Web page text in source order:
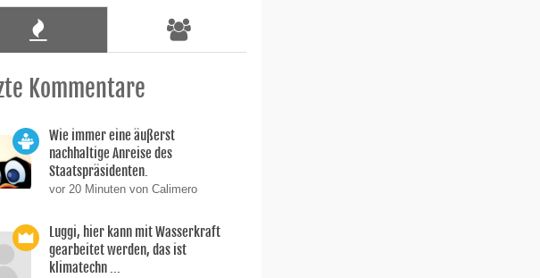
Kommentare
Wie immer eine äußerst
nachhaltige Anreise des
Staatspräsidenten.
vor 20 Minuten von Calimero
Luggi, hier kann mit Wasserkraft
gearbeitet werden, das ist
klimatechn ...